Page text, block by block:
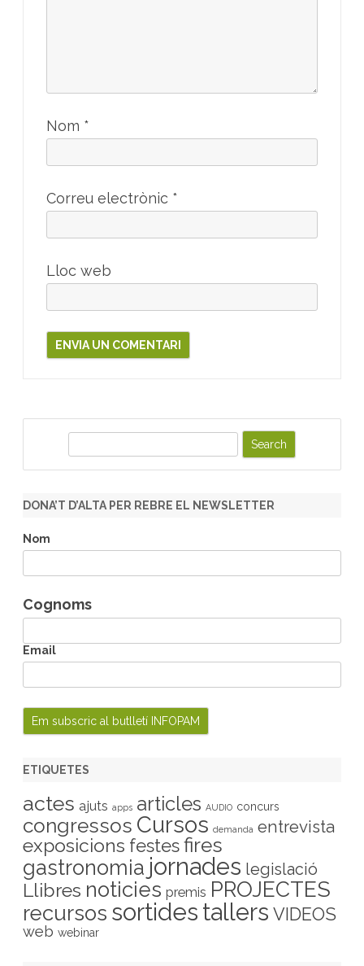
Nom *
Correu electrònic *
Lloc web
r
h
DONA’T D’ALTA PER REBRE EL NEWSLETTER
Nom
Cognoms
Email
ETIQUETES
actes ajuts apps articles AUDIO concurs
congressos Cursos demanda entrevista
exposicions festesfires
gastronomia jornades legislació
Llibres noticies premis PROJECTES
recursos sortides tallers VIDEOS
web webinar